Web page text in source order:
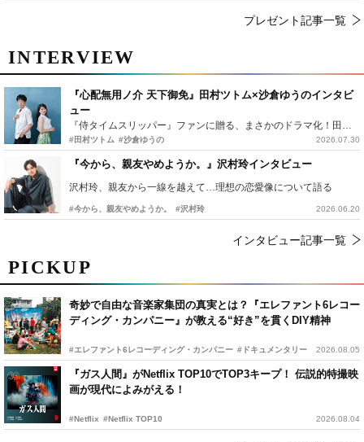
PICKUP
奇妙で自由な音楽家集団の真実とは？『エレファント6レコー
ディング・カンパニー』が教える“好き”を貫くDIY精神
#エレファント6レコーディング・カンパニー #ドキュメンタリー 2026.08.05
『ガス人間』がNetflix TOP10でTOP3キープ！ 伝説的特撮映
画が現代によみがえる！
#Netflix #Netflix TOP10 2026.08.04
INTERVIEW
『心配無用ノ介 天下御免』田村ツトム×沙倉ゆうのインタビ
ュー
『侍タイムスリッパー』ファンに贈る、まさかのドラマ化！田村ツトム×沙倉ゆうのが語る『心配無用ノ介』撮影秘話
#田村ツトム #沙倉ゆうの 2026.07.30
『今から、親友やめようか。』沢村玲インタビュー
沢村玲、親友から一線を越えて…理想の恋愛像について語る
#今から、親友やめようか。 #沢村玲 2026.06.20
インタビュー記事一覧
プレゼント記事一覧